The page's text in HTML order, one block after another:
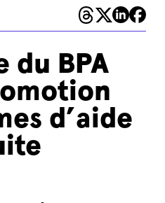
du BPA
d’aide